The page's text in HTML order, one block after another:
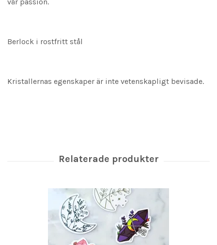
Berlock i rostfritt stål
Kristallernas egenskaper är inte vetenskapligt bevisade.